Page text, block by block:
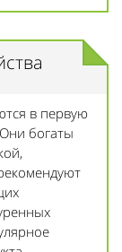
в первую
богаты